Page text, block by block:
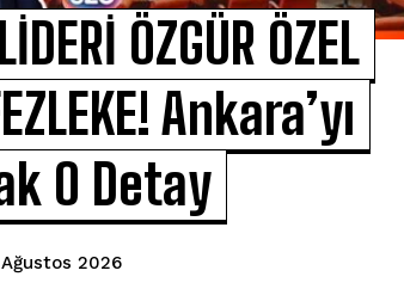
ÖZGÜR ÖZEL
Ankara’yı
O Detay
2026